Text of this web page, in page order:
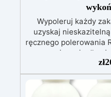
Wypoleruj każdy
uzyskaj
ręcznego polerowania
rozwiązanie dla
polerowania.
nieosiągalne: Ta
polerowania
każdy zakątek
zł